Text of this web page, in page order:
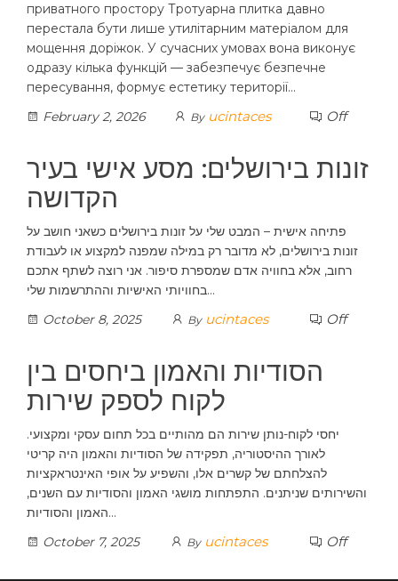
приватного простору Тротуарна плитка давно
перестала бути лише утилітарним матеріалом для
мощення доріжок. У сучасних умовах вона виконує
одразу кілька функцій — забезпечує безпечне
пересування, формує естетику території…
February 2, 2026
By ucintaces Off
זונות בירושלים: מסע אישי בעיר
הקדושה
פתיחה אישית – המבט שלי על זונות בירושלים כשאני חושב על
זונות בירושלים, לא מדובר רק במילה שמפנה למקצוע או לעבודת
רחוב, אלא בחוויה אדם שמספרת סיפור. אני רוצה לשתף אתכם
בחוויותי האישיות וההתרשמות שלי…
October 8, 2025
By ucintaces Off
הסודיות והאמון ביחסים בין
לקוח לספק שירות
יחסי לקוח-נותן שירות הם מהותיים בכל תחום עסקי ומקצועי.
לאורך ההיסטוריה, תפקידה של הסודיות והאמון היה קריטי
להצלחתם של קשרים אלו, והשפיע על אופי האינטראקציות
והשירותים שניתנים. התפתחות מושגי האמון והסודיות עם השנים,
האמון והסודיות…
October 7, 2025
By ucintaces Off